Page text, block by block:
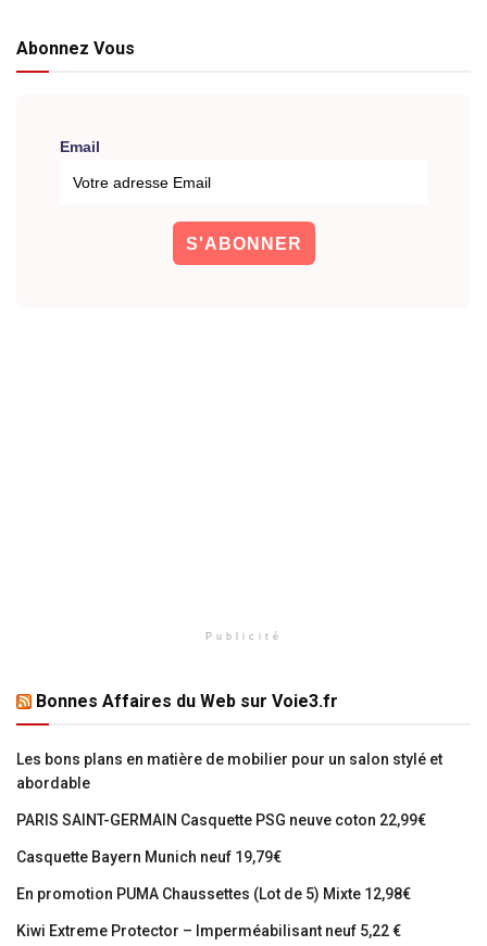
Abonnez Vous
Email
Publicité
Bonnes Affaires du Web sur Voie3.fr
Les bons plans en matière de mobilier pour un salon stylé et
abordable
PARIS SAINT-GERMAIN Casquette PSG neuve coton 22,99€
Casquette Bayern Munich neuf 19,79€
En promotion PUMA Chaussettes (Lot de 5) Mixte 12,98€
Kiwi Extreme Protector – Imperméabilisant neuf 5,22 €